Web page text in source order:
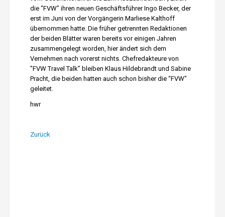
die “FVW” ihren neuen Geschäftsführer Ingo Becker, der
erst im Juni von der Vorgängerin Marliese Kalthoff
übernommen hatte. Die früher getrennten Redaktionen
der beiden Blätter waren bereits vor einigen Jahren
zusammengelegt worden, hier ändert sich dem
Vernehmen nach vorerst nichts. Chefredakteure von
"FVW Travel Talk” bleiben Klaus Hildebrandt und Sabine
Pracht, die beiden hatten auch schon bisher die “FVW”
geleitet.
hwr
Zurück